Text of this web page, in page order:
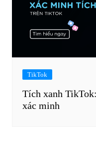
TikTok
Tích xanh
xác minh